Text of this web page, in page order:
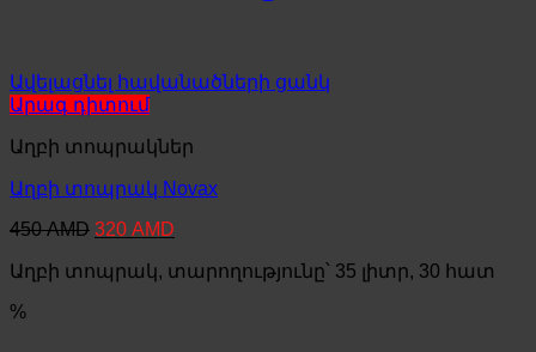
Ավելացնել հավանածների ցանկ
Արագ դիտում
Աղբի տոպրակներ
Աղբի տոպրակ Novax
450AMD Original
was:
320 AMD
is:
Աղբի տոպրակ, տարողությունը՝ 35 լիտր, 30 հատ
%